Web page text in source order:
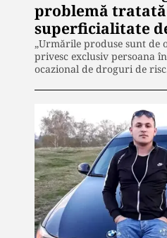
problemă
superficialitate
„Urmările produse sunt de
privesc exclusiv persoana
ocazional de droguri de